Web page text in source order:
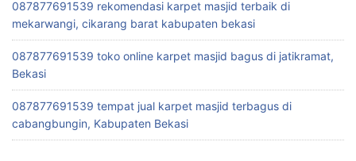
087877691539 rekomendasi karpet masjid terbaik di
mekarwangi, cikarang barat kabupaten bekasi
087877691539 toko online karpet masjid bagus di jatikramat,
Bekasi
087877691539 tempat jual karpet masjid terbagus di
cabangbungin, Kabupaten Bekasi